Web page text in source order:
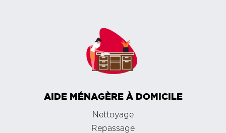
AIDE MÉNAGÈRE À DOMICILE
Nettoyage
Repassage